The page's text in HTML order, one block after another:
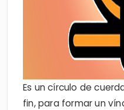
Es un círculo de
fin, para formar un